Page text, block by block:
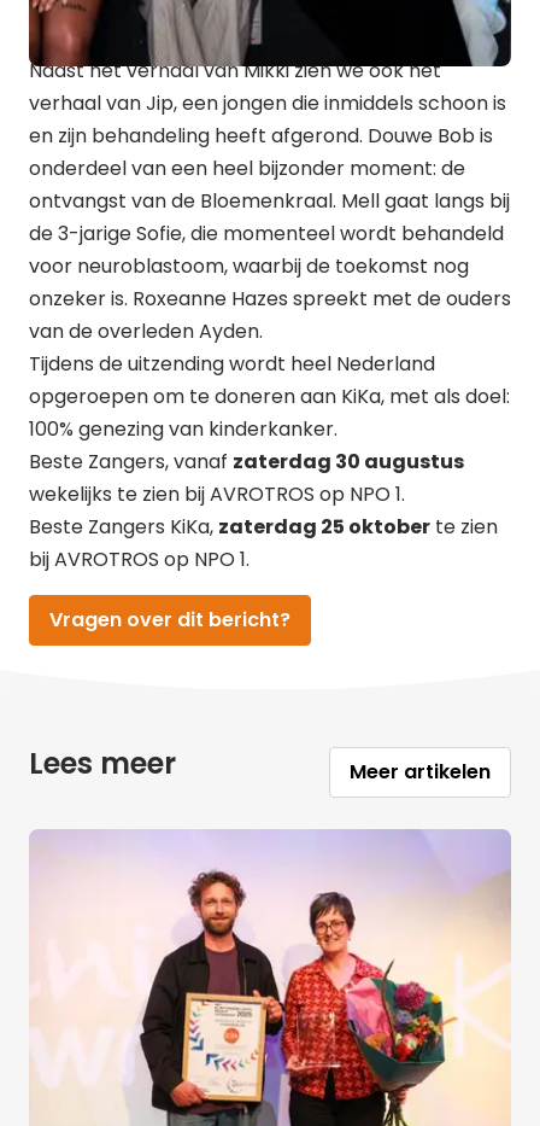
Naast het verhaal van Mikki zien we ook het
verhaal van Jip, een jongen die inmiddels schoon is
en zijn behandeling heeft afgerond. Douwe Bob is
onderdeel van een heel bijzonder moment: de
ontvangst van de Bloemenkraal. Mell gaat langs bij
de 3-jarige Sofie, die momenteel wordt behandeld
voor neuroblastoom, waarbij de toekomst nog
onzeker is. Roxeanne Hazes spreekt met de ouders
van de overleden Ayden.
Tijdens de uitzending wordt heel Nederland
opgeroepen om te doneren aan KiKa, met als doel:
100% genezing van kinderkanker.
Beste Zangers, vanaf zaterdag 30 augustus
wekelijks te zien bij AVROTROS op NPO 1.
Beste Zangers KiKa, zaterdag 25 oktober te zien
bij AVROTROS op NPO 1.
Vragen over dit bericht?
Lees meer Meer artikelen